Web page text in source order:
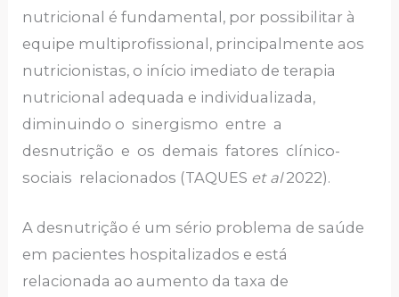
nutricional é fundamental, por possibilitar à
equipe multiprofissional, principalmente aos
nutricionistas, o início imediato de terapia
nutricional adequada e individualizada,
diminuindo o sinergismo entre a
desnutrição e os demais fatores clínico-
sociais relacionados (TAQUES et al2022).
A desnutrição é um sério problema de saúde
em pacientes hospitalizados e está
relacionada ao aumento da taxa de